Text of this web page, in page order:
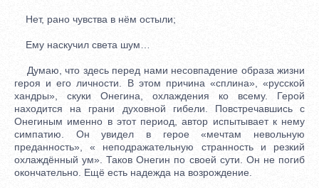
Нет, рано чувства в нём остыли;
Ему наскучил света шум…
Думаю, что здесь перед нами несовпадение образа жизни
героя и его личности. В этом причина «сплина», «русской
хандры», скуки Онегина, охлаждения ко всему. Герой
находится на грани духовной гибели. Повстречавшись с
Онегиным именно в этот период, автор испытывает к нему
симпатию. Он увидел в герое «мечтам невольную
преданность», « неподражательную странность и резкий
охлаждённый ум». Таков Онегин по своей сути. Он не погиб
окончательно. Ещё есть надежда на возрождение.